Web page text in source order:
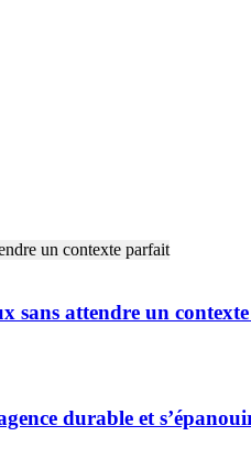
sans attendre un
durable et